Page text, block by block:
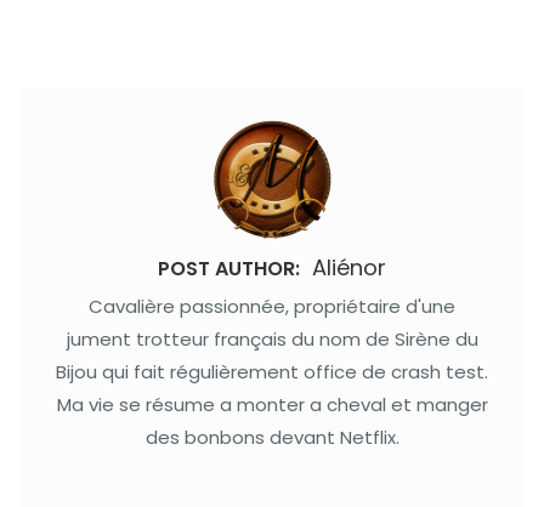
POST AUTHOR: Aliénor
Cavalière passionnée, propriétaire d'une
jument trotteur français du nom de Sirène du
Bijou qui fait régulièrement office de crash test.
Ma vie se résume a monter a cheval et manger
des bonbons devant Netflix.